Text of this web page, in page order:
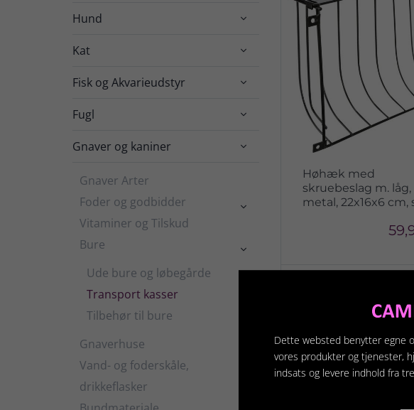
Hund 
Kat 
Fisk og Akvarieudstyr 
Fugl 
Gnaver og kaniner 
Gnaver Arter
Foder og godbidder

Vitaminer og Tilskud
Bure

Ude bure og løbegårde
Transport kasser
Tilbehør til bure
Gnaverhuse
Vand- og foderskåle,
drikkeflasker
Høhæk med
skruebeslag m. låg,
metal, 22x16x6 cm,
Dette websted benytter egne
vores produkter og tjenester,
indsats og levere indhold fra